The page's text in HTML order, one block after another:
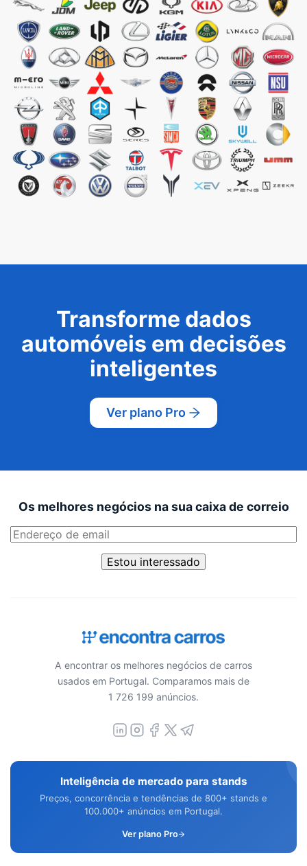
Transforme dados
automóveis em decisões
inteligentes
Ver plano Pro
Os melhores negócios na sua caixa de correio
Estou interessado
A encontrar os melhores negócios de carros
usados em Portugal. Comparamos mais de
1 726 199 anúncios.
Inteligência de mercado para stands
Preços, concorrência e tendências de 800+ stands e
100.000+ anúncios em Portugal.
Ver plano Pro